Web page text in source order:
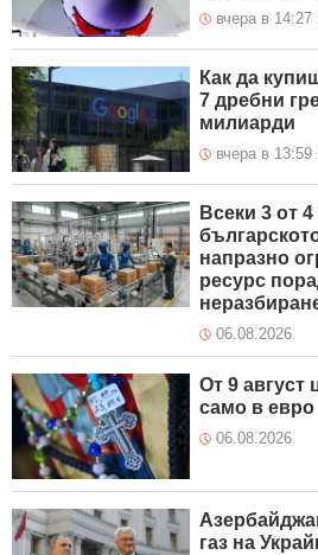
вчера в 14:27
Как да
7 дребни
милиарди
вчера в 13:59
Всеки 3 от
напразно
ресурс
06.08.2026
От 9 август
само в евро
06.08.2026
газ на